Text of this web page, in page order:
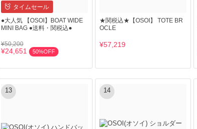
タイムセール
●大人気 【OSOI】BOAT WIDE
MINI BAG ●送料・関税込●
¥50,200
¥24,651 50%OFF
★関税込★【OSOI】 TOTE BR
OCLE
¥57,219
13 14